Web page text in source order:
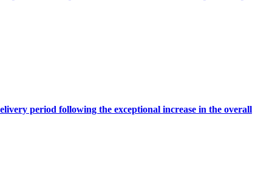
period following the exceptional increase in the overall